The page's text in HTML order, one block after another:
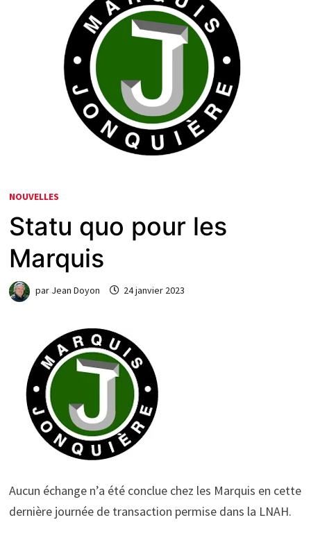
NOUVELLES
Statu quo pour les
Marquis
par Jean Doyon 24 janvier 2023
Aucun échange n’a été conclue chez les Marquis en cette
dernière journée de transaction permise dans la LNAH.